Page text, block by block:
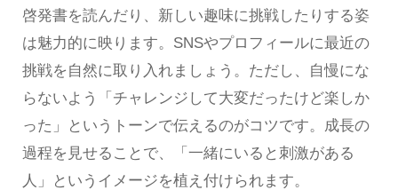
啓発書を読んだり、新しい趣味に挑戦したりする姿
は魅力的に映ります。SNSやプロフィールに最近の
挑戦を自然に取り入れましょう。ただし、自慢にな
らないよう「チャレンジして大変だったけど楽しか
った」というトーンで伝えるのがコツです。成長の
過程を見せることで、「一緒にいると刺激がある
人」というイメージを植え付けられます。